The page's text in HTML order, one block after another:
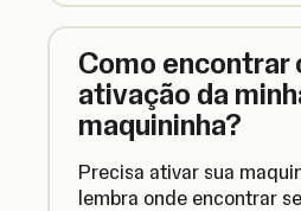
Como encontrar
ativação da
maquininha?
Precisa ativar sua
lembra onde encontrar